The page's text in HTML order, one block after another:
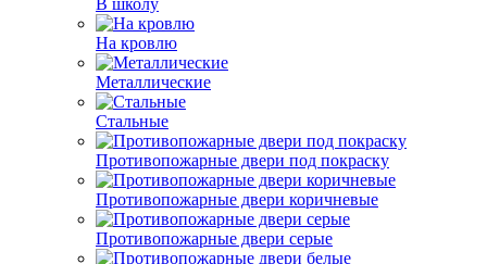
В школу
На кровлю
Металлические
Стальные
Противопожарные двери под покраску
Противопожарные двери коричневые
Противопожарные двери серые